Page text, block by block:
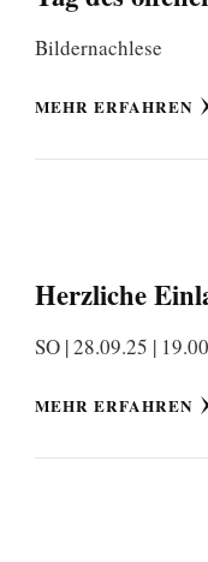
Bildernachlese
MEHR ERFAHREN
Herzliche
SO | 28.09.25 |
MEHR ERFAHREN